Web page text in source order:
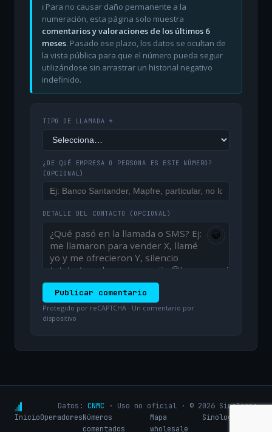
ℹ️ Para no causar daño permanente a la
numeración, esta página solo muestra
comentarios y valoraciones de los últimos 6
meses. Pasado ese plazo, los datos se ocultan de
la vista pública para que el número pueda seguir
utilizándose sin arrastrar un historial negativo
indefinido.
TIPO DE LLAMADA *
¿DE QUÉ EMPRESA O PERSONA ES ESTE NÚMERO?
(OPCIONAL)
DETALLE DEL CONTACTO (OPCIONAL)
😀
Publicar comentario
Protegido por reCAPTCHA · Un comentario por
dispositivo
Datos: CNMC · Uso no oficial · © 2026 Sinologic
InicioOperadoresNúmeros
comentados
Mapa
wholesale
Sinologic.net